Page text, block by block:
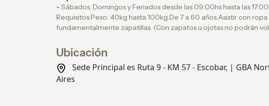
- Sábados, Domingos y Feriados desde las 09:00hs hasta las
Requisitos:Peso: 40kg hasta 100kg.De 7 a 60 años.Asistir con
fundamentalmente zapatillas. (Con zapatos u ojotas no podrán
Ubicación
Sede Principal es Ruta 9 - KM 57 - Escobar, | GBA
Aires